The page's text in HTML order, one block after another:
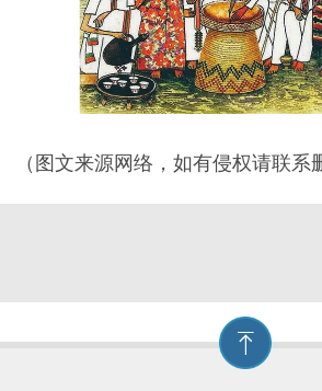
（图文来源网络，如有侵权请联系